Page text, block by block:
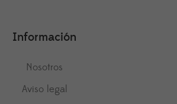
Información
Nosotros
Aviso legal